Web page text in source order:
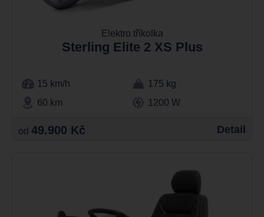
Elektro tříkolka
Sterling Elite 2 XS Plus
15 km/h
175 kg
60 km
1200 W
od 49.900 Kč Detail